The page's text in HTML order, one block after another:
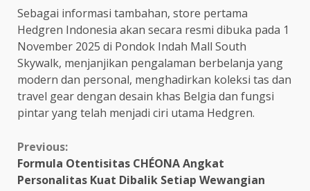
Sebagai informasi tambahan, store pertama
Hedgren Indonesia akan secara resmi dibuka pada 1
November 2025 di Pondok Indah Mall South
Skywalk, menjanjikan pengalaman berbelanja yang
modern dan personal, menghadirkan koleksi tas dan
travel gear dengan desain khas Belgia dan fungsi
pintar yang telah menjadi ciri utama Hedgren.
Continue
Reading
Previous:
Formula Otentisitas CHÉONA Angkat
Personalitas Kuat Dibalik Setiap Wewangian